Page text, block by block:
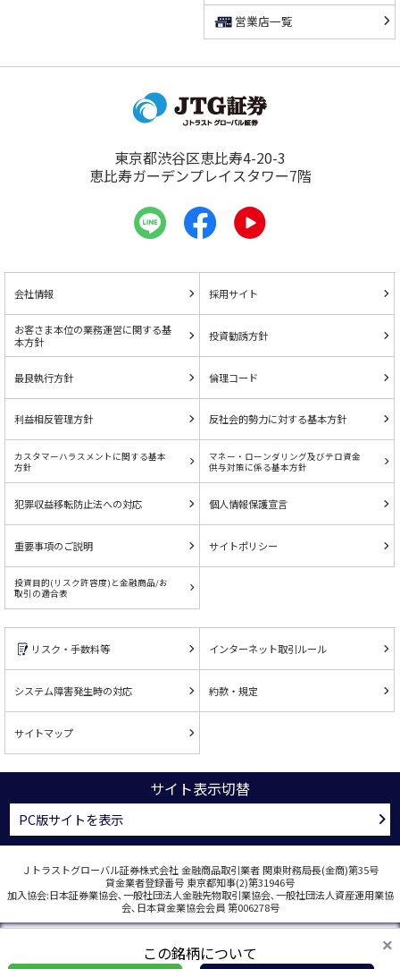
営業店一覧
東京都渋谷区恵比寿4-20-3
恵比寿ガーデンプレイスタワー7階
会社情報 採用サイト
お客さま本位の業務運営に関する基
本方針
投資勧誘方針
最良執行方針 倫理コード
利益相反管理方針 反社会的勢力に対する基本方針
カスタマーハラスメントに関する基本
方針
マネー・ローンダリング及びテロ資金
供与対策に係る基本方針
犯罪収益移転防止法への対応 個人情報保護宣言
重要事項のご説明 サイトポリシー
投資目的(リスク許容度)と金融商品/お
取引の適合表
リスク・手数料等 インターネット取引ルール
システム障害発生時の対応 約款・規定
サイトマップ
サイト表示切替
PC版サイトを表示
Ｊトラストグローバル証券株式会社 金融商品取引業者 関東財務局長(金商)第35号
貸金業者登録番号 東京都知事(2)第31946号
加入協会:日本証券業協会､一般社団法人金融先物取引業協会､一般社団法人資産運用業協
会､日本貸金業協会会員 第006278号
COPYRIGHT © J TRUST GLOBAL SECURITIES CO., LTD. ALL RIGHTS RESERVED.
×
この銘柄について